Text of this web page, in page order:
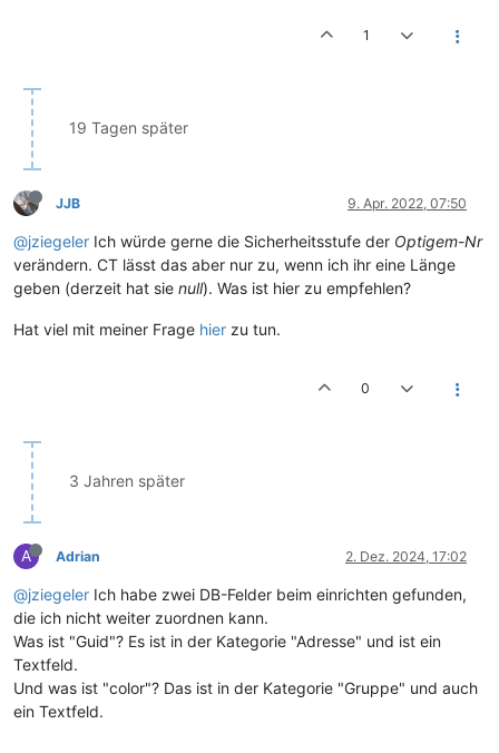
1
19 Tagen später
JJB 9. Apr. 2022, 07:50
@jziegeler Ich würde gerne die Sicherheitsstufe der Optigem-Nr
verändern. CT lässt das aber nur zu, wenn ich ihr eine Länge
geben (derzeit hat sie null). Was ist hier zu empfehlen?
Hat viel mit meiner Frage hier zu tun.
0
3 Jahren später
A Adrian 2. Dez. 2024, 17:02
@jziegeler Ich habe zwei DB-Felder beim einrichten gefunden,
die ich nicht weiter zuordnen kann.
Was ist "Guid"? Es ist in der Kategorie "Adresse" und ist ein
Textfeld.
Und was ist "color"? Das ist in der Kategorie "Gruppe" und auch
ein Textfeld.